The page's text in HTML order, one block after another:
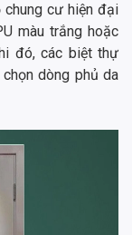
cư hiện đại
màu trắng hoặc
đó, các biệt thự
dòng phủ da